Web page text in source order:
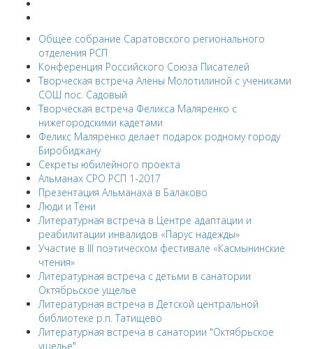
Общее собрание Саратовского регионального
отделения РСП
Конференция Российского Союза Писателей
Творческая встреча Алёны Молотилиной с учениками
СОШ пос. Садовый
Творческая встреча Феликса Маляренко с
нижегородскими кадетами
Феликс Маляренко делает подарок родному городу
Биробиджану
Секреты юбилейного проекта
Альманах СРО РСП 1-2017
Презентация Альманаха в Балаково
Люди и Тени
Литературная встреча в Центре адаптации и
реабилитации инвалидов «Парус надежды»
Участие в III поэтическом фестивале «Касмынинские
чтения»
Литературная встреча с детьми в санатории
Октябрьское ущелье
Литературная встреча в Детской центральной
библиотеке р.п. Татищево
Литературная встреча в санатории "Октябрьское
ущелье"